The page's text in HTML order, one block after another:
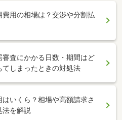
費用の相場は？交渉や分割払
審査にかかる日数・期間はど
てしまったときの対処法
いくら？相場や高額請求さ
法を解説